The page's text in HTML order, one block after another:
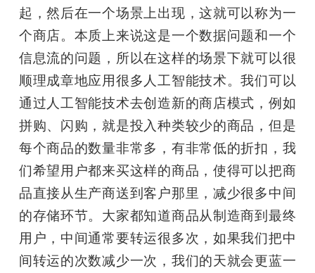
起，然后在一个场景上出现，这就可以称为一
个商店。本质上来说这是一个数据问题和一个
信息流的问题，所以在这样的场景下就可以很
顺理成章地应用很多人工智能技术。我们可以
通过人工智能技术去创造新的商店模式，例如
拼购、闪购，就是投入种类较少的商品，但是
每个商品的数量非常多，有非常低的折扣，我
们希望用户都来买这样的商品，使得可以把商
品直接从生产商送到客户那里，减少很多中间
的存储环节。大家都知道商品从制造商到最终
用户，中间通常要转运很多次，如果我们把中
间转运的次数减少一次，我们的天就会更蓝一